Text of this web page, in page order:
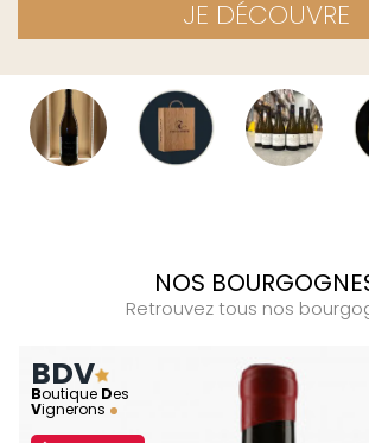
JE DÉCOUVRE
NOS
Retrouvez tous nos
BDV
Boutique Des
Vignerons